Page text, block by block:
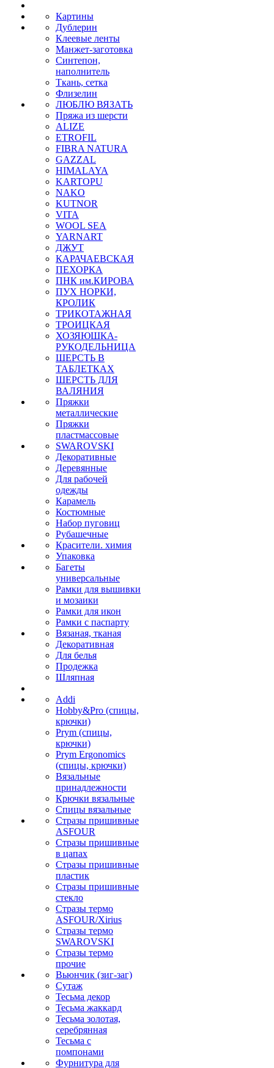
Картины
Дублерин
Клеевые ленты
Манжет-заготовка
Синтепон,
наполнитель
Ткань, сетка
Флизелин
ЛЮБЛЮ ВЯЗАТЬ
Пряжа из шерсти
ALIZE
ETROFIL
FIBRA NATURA
GAZZAL
HIMALAYA
KARTOPU
NAKO
KUTNOR
VITA
WOOL SEA
YARNART
ДЖУТ
КАРАЧАЕВСКАЯ
ПЕХОРКА
ПНК им.КИРОВА
ПУХ НОРКИ,
КРОЛИК
ТРИКОТАЖНАЯ
ТРОИЦКАЯ
ХОЗЯЮШКА-
РУКОДЕЛЬНИЦА
ШЕРСТЬ В
ТАБЛЕТКАХ
ШЕРСТЬ ДЛЯ
ВАЛЯНИЯ
Пряжки
металлические
Пряжки
пластмассовые
SWAROVSKI
Декоративные
Деревянные
Для рабочей
одежды
Карамель
Костюмные
Набор пуговиц
Рубашечные
Красители. химия
Упаковка
Багеты
универсальные
Рамки для вышивки
и мозаики
Рамки для икон
Рамки с паспарту
Вязаная, тканая
Декоративная
Для белья
Продежка
Шляпная
Addi
Hobby&Pro (спицы,
крючки)
Prym (спицы,
крючки)
Prym Ergonomics
(спицы, крючки)
Вязальные
принадлежности
Крючки вязальные
Спицы вязальные
Стразы пришивные
ASFOUR
Стразы пришивные
в цапах
Стразы пришивные
пластик
Стразы пришивные
стекло
Стразы термо
ASFOUR/Xirius
Стразы термо
SWAROVSKI
Стразы термо
прочие
Вьюнчик (зиг-заг)
Сутаж
Тесьма декор
Тесьма жаккард
Тесьма золотая,
серебрянная
Тесьма с
помпонами
Фурнитура для